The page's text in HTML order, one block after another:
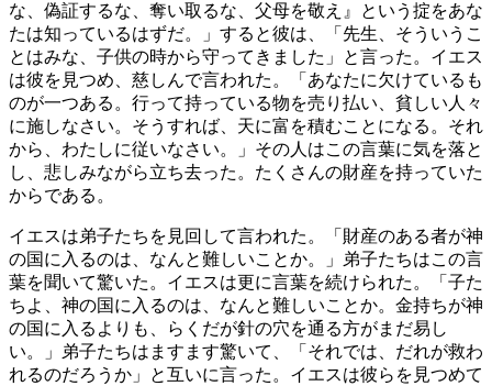
な、偽証するな、奪い取るな、父母を敬え』という掟をあな
たは知っているはずだ。」すると彼は、「先生、そういうこ
とはみな、子供の時から守ってきました」と言った。イエス
は彼を見つめ、慈しんで言われた。「あなたに欠けているも
のが一つある。行って持っている物を売り払い、貧しい人々
に施しなさい。そうすれば、天に富を積むことになる。それ
から、わたしに従いなさい。」その人はこの言葉に気を落と
し、悲しみながら立ち去った。たくさんの財産を持っていた
からである。
イエスは弟子たちを見回して言われた。「財産のある者が神
の国に入るのは、なんと難しいことか。」弟子たちはこの言
葉を聞いて驚いた。イエスは更に言葉を続けられた。「子た
ちよ、神の国に入るのは、なんと難しいことか。金持ちが神
の国に入るよりも、らくだが針の穴を通る方がまだ易し
い。」弟子たちはますます驚いて、「それでは、だれが救わ
れるのだろうか」と互いに言った。イエスは彼らを見つめて